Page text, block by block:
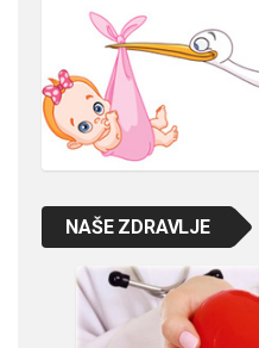
NAŠE ZDRAVLJE